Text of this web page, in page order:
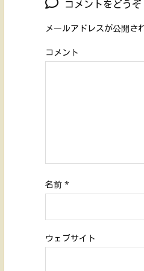
コメントをどうぞ
メールアドレスが公開さ
コメント
名前 *
ウェブサイト